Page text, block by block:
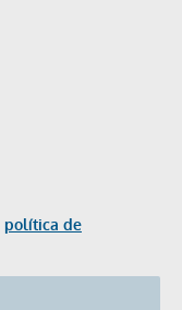
política de